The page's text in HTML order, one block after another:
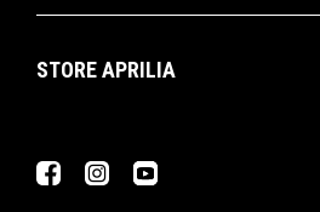
STORE APRILIA
FacebookInstagram